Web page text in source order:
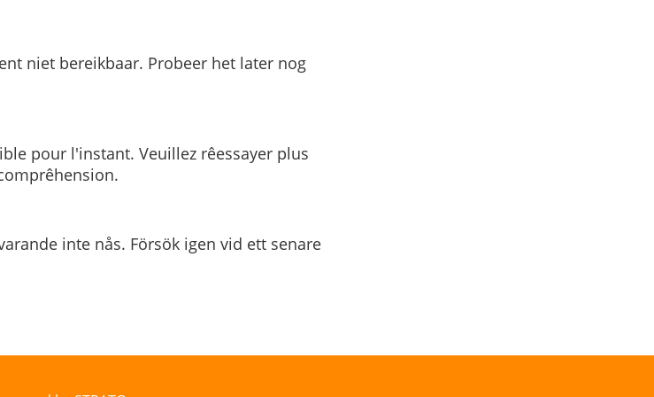
niet bereikbaar. Probeer het later nog
pour l'instant. Veuillez rêessayer plus
inte nås. Försök igen vid ett senare